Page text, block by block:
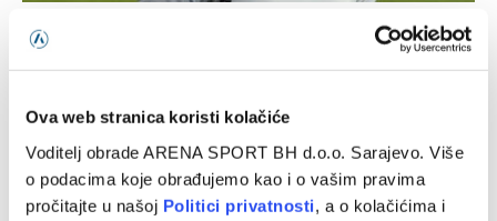
Ova web stranica koristi kolačiće
Voditelj obrade ARENA SPORT BH d.o.o. Sarajevo. Više
o podacima koje obrađujemo kao i o vašim pravima
pročitajte u našoj Politici privatnosti, a o kolačićima i
Puzigaća: Drago mi je što moji igrači nisu podlegli
atmosferi